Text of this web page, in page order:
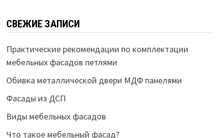
СВЕЖИЕ ЗАПИСИ
Практические рекомендации по комплектации
мебельных фасадов петлями
Обивка металлической двери МДФ панелями
Фасады из ДСП
Виды мебельных фасадов
Что такое мебельный фасад?